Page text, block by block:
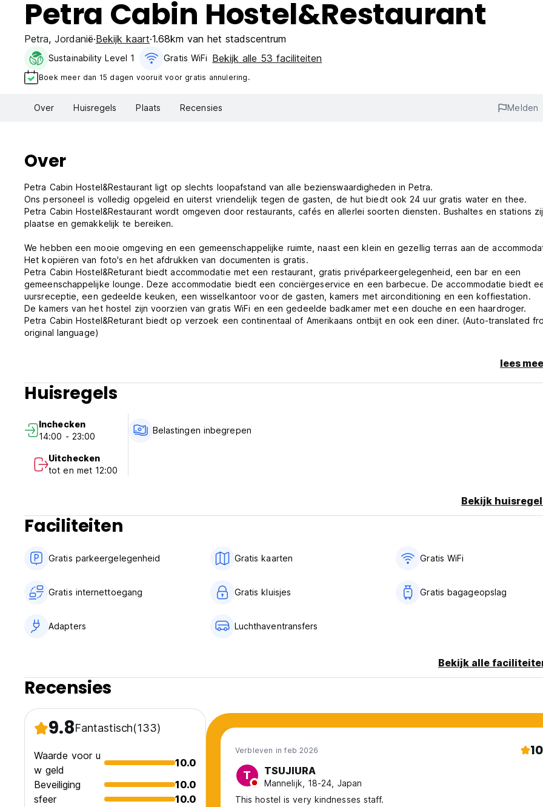
Petra Cabin Hostel&Restaurant
Petra, Jordanië Bekijk kaart 1.68km van het stadscentrum
Sustainability Level 1 Gratis WiFi Bekijk alle 53 faciliteiten
Boek meer dan 15 dagen vooruit voor gratis annulering.
Over Huisregels Plaats Recensies Melden
Over
Petra Cabin Hostel&Restaurant ligt op slechts loopafstand van alle bezienswaardigheden in Petra.
Ons personeel is volledig opgeleid en uiterst vriendelijk tegen de gasten, de hut biedt ook 24 uur gratis water en thee.
Petra Cabin Hostel&Restaurant wordt omgeven door restaurants, cafés en allerlei soorten diensten. Bushaltes en stations
plaatse en gemakkelijk te bereiken.
We hebben een mooie omgeving en een gemeenschappelijke ruimte, naast een klein en gezellig terras aan de
Het kopiëren van foto's en het afdrukken van documenten is gratis.
Petra Cabin Hostel&Returant biedt accommodatie met een restaurant, gratis privéparkeergelegenheid, een bar en een
gemeenschappelijke lounge. Deze accommodatie biedt een conciërgeservice en een barbecue. De accommodatie biedt
uursreceptie, een gedeelde keuken, een wisselkantoor voor de gasten, kamers met airconditioning en een koffiestation.
De kamers van het hostel zijn voorzien van gratis WiFi en een gedeelde badkamer met een douche en een haardroger.
Petra Cabin Hostel&Returant biedt op verzoek een continentaal of Amerikaans ontbijt en ook een diner. (Auto-translated
original language)
lees
Huisregels
Inchecken
14:00 - 23:00
Uitchecken
tot en met 12:00
Belastingen inbegrepen
Bekijk
Faciliteiten
Gratis parkeergelegenheid Gratis kaarten Gratis WiFi
Gratis internettoegang Gratis kluisjes Gratis bagageopslag
Adapters Luchthaventransfers
Bekijk alle
Recensies
9.8Fantastisch(133)
Waarde voor u
w geld
10.0
Beveiliging
10.0
sfeer
10.0
Verbleven in feb 2026 10
T TSUJIURA
Mannelijk, 18-24, Japan
This hostel is very kindnesses staff.